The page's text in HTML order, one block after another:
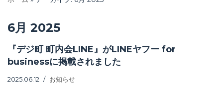
へ
ス
キ
ッ
6月 2025
『デジ町 町内会LINE』がLINEヤフー for
businessに掲載されました
2025.06.12 お知らせ